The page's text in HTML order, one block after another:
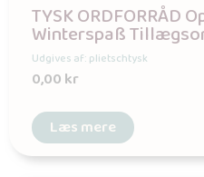
TYSK ORDFORRÅD
Winterspaß
Udgives af: plietschtysk
0,00kr
Læs mere